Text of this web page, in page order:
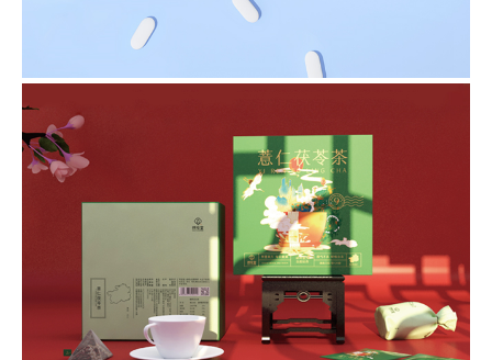
MOVESEEK品牌全案设计
战略定位/品牌形象设计/品牌包装设计
熙珍堂-品牌包装设计